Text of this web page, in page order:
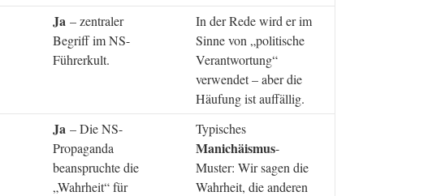
Ja – zentraler
Begriff im NS-
Führerkult.
In der Rede wird er im
Sinne von „politische
Verantwortung“
verwendet – aber die
Häufung ist auffällig.
Ja – Die NS-
Propaganda
beanspruchte die
„Wahrheit“ für
Typisches
Manichäismus-
Muster: Wir sagen die
Wahrheit, die anderen